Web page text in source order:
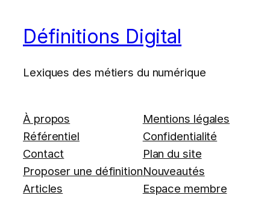
Définitions Digital
Lexiques des métiers du numérique
À propos
Référentiel
Contact
Proposer une définition
Articles
Mentions légales
Confidentialité
Plan du site
Nouveautés
Espace membre